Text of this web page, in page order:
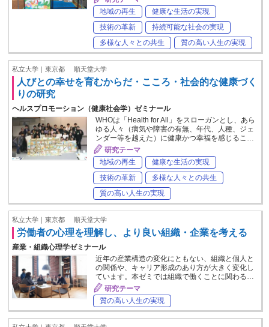
地域の再生
健康な生活の実現
技術の革新
持続可能な社会の実現
多様な人々との共生
質の高い人生の実現
私立大学｜東京都 順天堂大学
人びとの幸せを育むからだ・こころ・社会的な健康づく
りの研究
ヘルスプロモーション（健康社会学）ゼミナール
WHOは「Health for All」をスローガンとし、あら
ゆる人々（病気や障害の有無、年代、人種、ジェ
ンダー等を越えた）に健康かつ幸福を感じるこ…
研究テーマ
地域の再生
健康な生活の実現
技術の革新
多様な人々との共生
質の高い人生の実現
私立大学｜東京都 順天堂大学
労働者の心理を理解し、より良い組織・企業を考える
産業・組織心理学ゼミナール
近年の産業構造の変化にともない、組織と個人と
の関係や、キャリア形成のあり方が大きく変化し
ています。本ゼミでは組織で働くことに関わる…
研究テーマ
質の高い人生の実現